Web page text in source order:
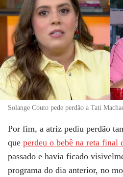
Solange Couto pede perdão a Tati
Por fim, a atriz pediu perdão
que perdeu o bebê na reta final
passado e havia ficado
programa do dia anterior, no